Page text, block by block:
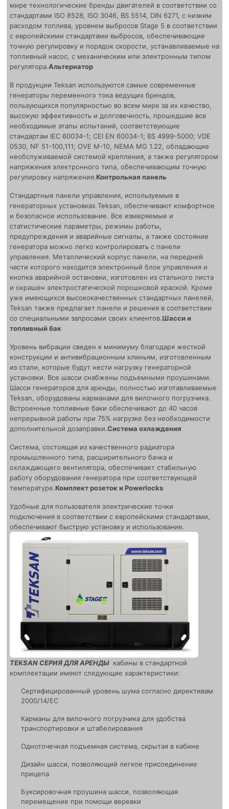
мире технологические бренды двигателей в соответствии со
стандартами ISO 8528, ISO 3046, BS 5514, DIN 6271, с низким
расходом топлива, уровнем выбросов Stage 5 в соответствии
с европейскими стандартами выбросов, обеспечивающие
точную регулировку и порядок скорости, устанавливаемые на
топливный насос, с механическим или электронным типом
регулятора.Альтернатор
В продукции Teksan используются самые современные
генераторы переменного тока ведущих брендов,
пользующихся популярностью во всем мире за их качество,
высокую эффективность и долговечность, прошедшие все
необходимые этапы испытаний, соответствующие
стандартам IEC 60034-1; CEI EN 60034-1; BS 4999-5000; VDE
0530, NF 51-100,111; OVE M-10, NEMA MG 1.22, обладающие
необслуживаемой системой крепления, а также регулятором
напряжения электронного типа, обеспечивающим точную
регулировку напряжения.Контрольная панель
Стандартные панели управления, используемые в
генераторных установках Teksan, обеспечивают комфортное
и безопасное использование. Все измеряемые и
статистические параметры, режимы работы,
предупреждения и аварийные сигналы, а также состояние
генератора можно легко контролировать с панели
управления. Металлический корпус панели, на передней
части которого находится электронный блок управления и
кнопка аварийной остановки, изготовлен из стального листа
и окрашен электростатической порошковой краской. Кроме
уже имеющихся высококачественных стандартных панелей,
Teksan также предлагает панели и решения в соответствии
со специальными запросами своих клиентов.Шасси и
топливный бак
Уровень вибрации сведен к минимуму благодаря жесткой
конструкции и антивибрационным клиньям, изготовленным
из стали, которые будут нести нагрузку генераторной
установки. Все шасси снабжены подъемными проушинами.
Шасси генераторов для аренды, полностью изготавливаемые
Teksan, оборудованы карманами для вилочного погрузчика.
Встроенные топливные баки обеспечивают до 40 часов
непрерывной работы при 75% нагрузке без необходимости
дополнительной дозаправки.Система охлаждения
Система, состоящая из качественного радиатора
промышленного типа, расширительного бачка и
охлаждающего вентилятора, обеспечивает стабильную
работу оборудования генератора при соответствующей
температуре.Комплект розеток и Powerlocks
Удобные для пользователя электрические точки
подключения в соответствии с европейскими стандартами,
обеспечивают быструю установку и использование.
TEKSAN СЕРИЯ ДЛЯ АРЕНДЫ кабины в стандартной
комплектации имеют следующие характеристики:
Сертифицированный уровень шума согласно директивам
2000/14/EC
Карманы для вилочного погрузчика для удобства
транспортировки и штабелирования
Одноточечная подъемная система, скрытая в кабине
Дизайн шасси, позволяющий легкое присоединение
прицепа
Буксировочная проушина шасси, позволяющая
перемещение при помощи веревки